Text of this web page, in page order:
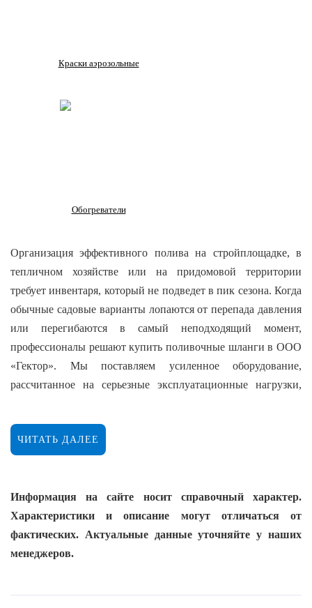
Краски аэрозольные
Обогреватели
Организация эффективного полива на стройплощадке, в
тепличном хозяйстве или на придомовой территории
требует инвентаря, который не подведет в пик сезона. Когда
обычные садовые варианты лопаются от перепада давления
или перегибаются в самый неподходящий момент,
профессионалы решают купить поливочные шланги в ООО
«Гектор». Мы поставляем усиленное оборудование,
рассчитанное на серьезные эксплуатационные нагрузки,
экстремальных условиях.
Надежные решения из нашего каталога:
армированные шланги (до 15 атм.): оптимальный
выбор из нашего каталога для бытовых и
структура с нитевым каркасом предотвращает
ЧИТАТЬ ДАЛЕЕ
Информация на сайте носит справочный характер.
Характеристики и описание могут отличаться от
фактических. Актуальные данные уточняйте у наших
менеджеров.